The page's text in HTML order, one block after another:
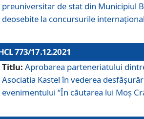
preuniversitar de stat din Municipiul
deosebite la concursurile
773/17.12.2021
Titlu: Aprobarea parteneriatului
Asociatia Kastel în vederea
evenimentului “În căutarea lui Moș